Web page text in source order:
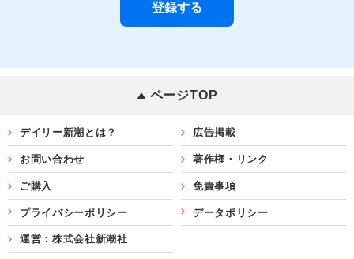
ページTOP
デイリー新潮とは？ 広告掲載
お問い合わせ 著作権・リンク
ご購入 免責事項
プライバシーポリシー データポリシー
運営：株式会社新潮社